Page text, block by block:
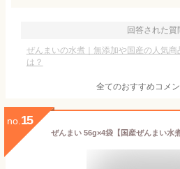
回答された質
ぜんまいの水煮｜無添加や国産の人気
は？
全てのおすすめコメン
no. 15